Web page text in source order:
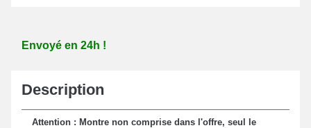
Envoyé en 24h !
Description
Attention : Montre non comprise dans l'offre, seul le